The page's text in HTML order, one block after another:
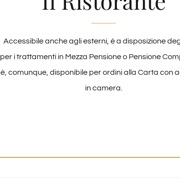
Accessibile anche agli esterni, è a disposizione
per i trattamenti in Mezza Pensione o Pensione
è, comunque, disponibile per ordini alla Carta con
in camera.